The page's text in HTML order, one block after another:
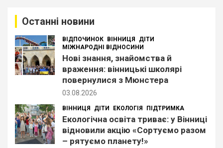
Останні новини
ВІДПОЧИНОК ВІННИЦЯ
ДІТИ
МІЖНАРОДНІ ВІДНОСИНИ
Нові знання, знайомства й
враження: вінницькі школярі
повернулися з Мюнстера
03.08.2026
ВІННИЦЯ ДІТИ ЕКОЛОГІЯ ПІДТРИМКА
Екологічна освіта триває: у Вінниці
відновили акцію «Сортуємо разом
– рятуємо планету!»